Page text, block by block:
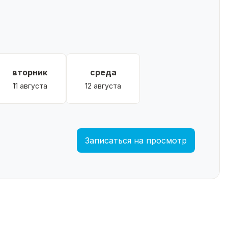
вторник
11 августа
среда
12 августа
Записаться на просмотр